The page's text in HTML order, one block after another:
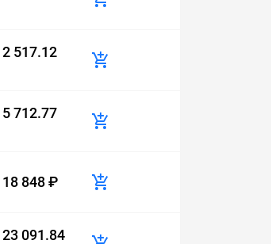
2 517.12
5 712.77
18 848 ₽
23 091.84